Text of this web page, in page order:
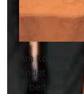
Am
findet zum